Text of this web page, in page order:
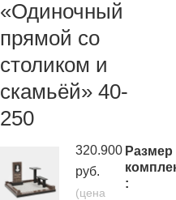
«Одиночный
прямой со
столиком и
скамьёй» 40-
250
320.900
руб.
(цена
Размер
: